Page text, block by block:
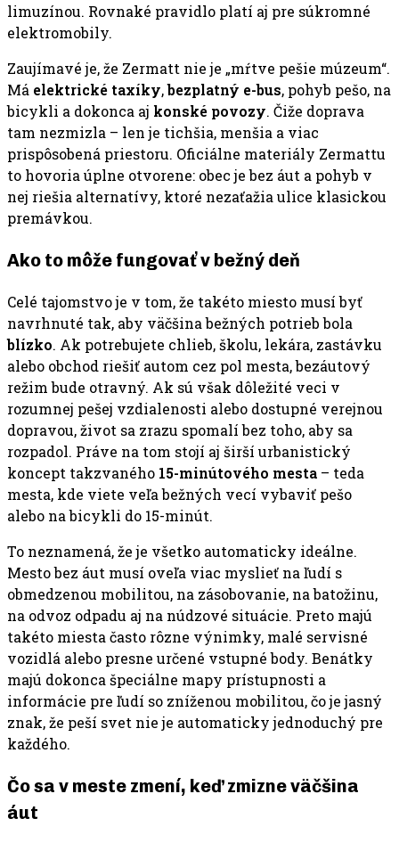
limuzínou. Rovnaké pravidlo platí aj pre súkromné
elektromobily.
Zaujímavé je, že Zermatt nie je „mŕtve pešie múzeum“.
Má elektrické taxíky,bezplatný e-bus, pohyb pešo, na
bicykli a dokonca aj konské povozy. Čiže doprava
tam nezmizla – len je tichšia, menšia a viac
prispôsobená priestoru. Oficiálne materiály Zermattu
to hovoria úplne otvorene: obec je bez áut a pohyb v
nej riešia alternatívy, ktoré nezaťažia ulice klasickou
premávkou.
Ako to môže fungovať v bežný deň
Celé tajomstvo je v tom, že takéto miesto musí byť
navrhnuté tak, aby väčšina bežných potrieb bola
blízko. Ak potrebujete chlieb, školu, lekára, zastávku
alebo obchod riešiť autom cez pol mesta, bezáutový
režim bude otravný. Ak sú však dôležité veci v
rozumnej pešej vzdialenosti alebo dostupné verejnou
dopravou, život sa zrazu spomalí bez toho, aby sa
rozpadol. Práve na tom stojí aj širší urbanistický
koncept takzvaného 15-minútového mesta – teda
mesta, kde viete veľa bežných vecí vybaviť pešo
alebo na bicykli do 15-minút.
To neznamená, že je všetko automaticky ideálne.
Mesto bez áut musí oveľa viac myslieť na ľudí s
obmedzenou mobilitou, na zásobovanie, na batožinu,
na odvoz odpadu aj na núdzové situácie. Preto majú
takéto miesta často rôzne výnimky, malé servisné
vozidlá alebo presne určené vstupné body. Benátky
majú dokonca špeciálne mapy prístupnosti a
informácie pre ľudí so zníženou mobilitou, čo je jasný
znak, že peší svet nie je automaticky jednoduchý pre
každého.
Čo sa v meste zmení, keď zmizne väčšina
áut